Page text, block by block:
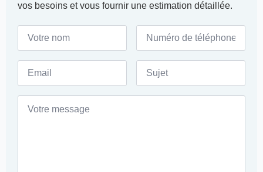
vos besoins et vous fournir une estimation détaillée.
Votre
nom
Numéro
téléphone
Email
Sujet
Votre
message